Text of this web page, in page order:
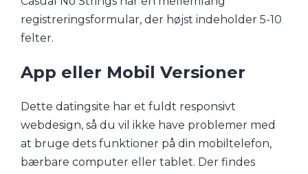
registreringsformular, der højst indeholder 5-10
felter.
App eller Mobil Versioner
Dette datingsite har et fuldt responsivt
webdesign, så du vil ikke have problemer med
at bruge dets funktioner på din mobiltelefon,
bærbare computer eller tablet. Der findes